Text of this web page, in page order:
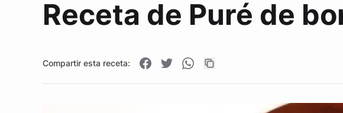
Receta de Puré de
Compartir esta receta: